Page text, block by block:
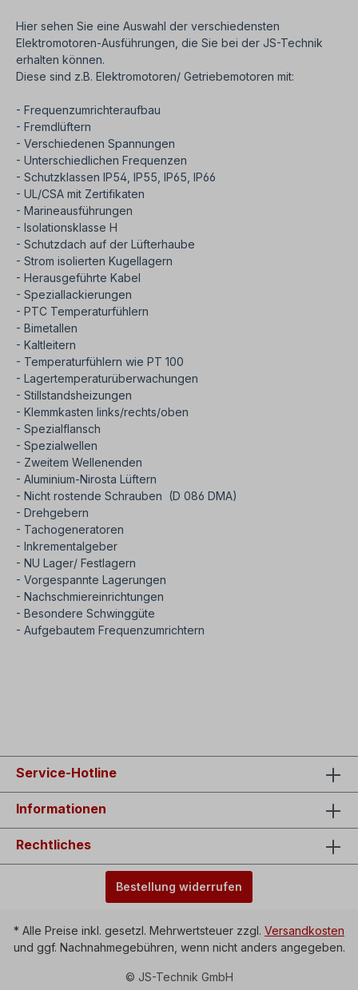
Hier sehen Sie eine Auswahl der verschiedensten
Elektromotoren-Ausführungen, die Sie bei der JS-Technik
erhalten können.
Diese sind z.B. Elektromotoren/ Getriebemotoren mit:
- Frequenzumrichteraufbau
- Fremdlüftern
- Verschiedenen Spannungen
- Unterschiedlichen Frequenzen
- Schutzklassen IP54, IP55, IP65, IP66
- UL/CSA mit Zertifikaten
- Marineausführungen
- Isolationsklasse H
- Schutzdach auf der Lüfterhaube
- Strom isolierten Kugellagern
- Herausgeführte Kabel
- Speziallackierungen
- PTC Temperaturfühlern
- Bimetallen
- Kaltleitern
- Temperaturfühlern wie PT 100
- Lagertemperaturüberwachungen
- Stillstandsheizungen
- Klemmkasten links/rechts/oben
- Spezialflansch
- Spezialwellen
- Zweitem Wellenenden
- Aluminium-Nirosta Lüftern
- Nicht rostende Schrauben (D 086 DMA)
- Drehgebern
- Tachogeneratoren
- Inkrementalgeber
- NU Lager/ Festlagern
- Vorgespannte Lagerungen
- Nachschmiereinrichtungen
- Besondere Schwinggüte
- Aufgebautem Frequenzumrichtern
Service-Hotline
Informationen
Rechtliches
Bestellung widerrufen
* Alle Preise inkl. gesetzl. Mehrwertsteuer zzgl. Versandkosten
und ggf. Nachnahmegebühren, wenn nicht anders angegeben.
© JS-Technik GmbH